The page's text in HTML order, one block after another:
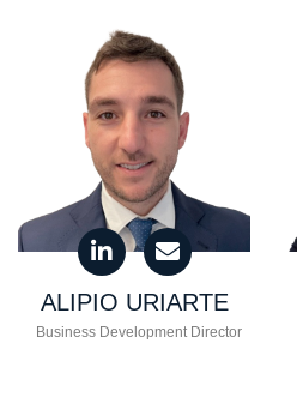
ALIPIO URIARTE
Business Development Director